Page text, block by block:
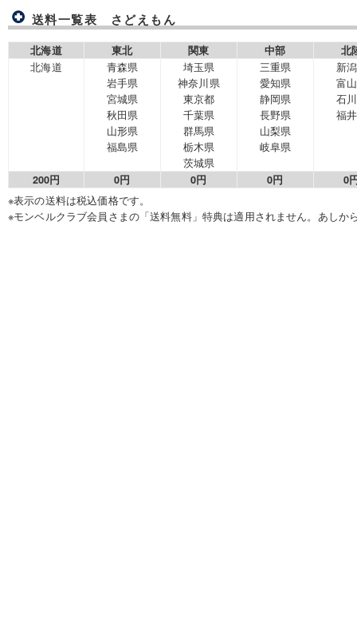
送料一覧表 さどえもん
北海道 東北 関東 中部 北
北海道
青森県
岩手県
宮城県
秋田県
山形県
福島県
埼玉県
神奈川県
東京都
千葉県
群馬県
栃木県
茨城県
三重県
愛知県
静岡県
長野県
山梨県
岐阜県
新
富
石
福
200円 0円 0円 0円 0
※表示の送料は税込価格です。
※モンベルクラブ会員さまの「送料無料」特典は適用されません。あしか